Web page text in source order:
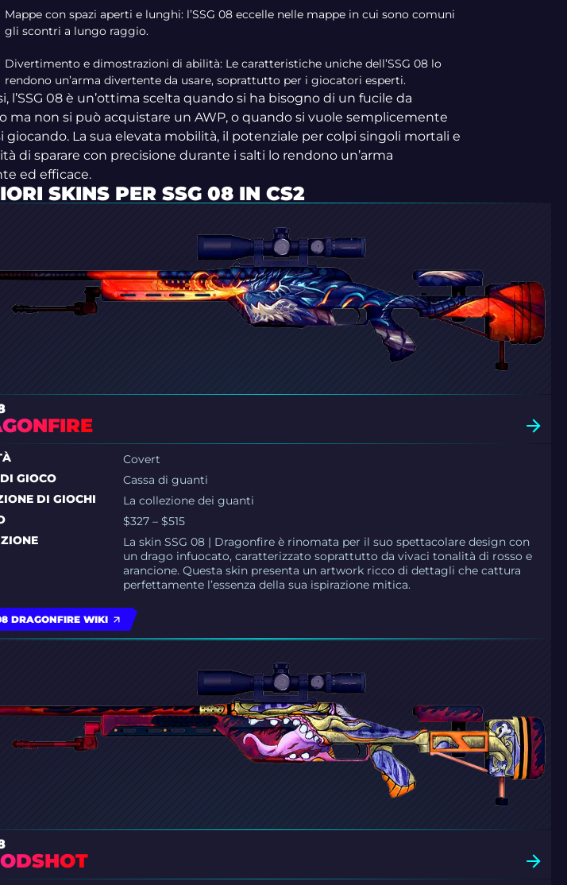
Mappe con spazi aperti e lunghi: l’SSG 08 eccelle nelle mappe in cui sono comuni
gli scontri a lungo raggio.
Divertimento e dimostrazioni di abilità: Le caratteristiche uniche dell’SSG 08 lo
rendono un’arma divertente da usare, soprattutto per i giocatori esperti.
l’SSG 08 è un’ottima scelta quando si ha bisogno di un fucile da
ma non si può acquistare un AWP, o quando si vuole semplicemente
giocando. La sua elevata mobilità, il potenziale per colpi singoli mortali e
di sparare con precisione durante i salti lo rendono un’arma
ed efficace.
SKINS PER SSG 08 IN CS2
Covert
GIOCO
Cassa di guanti
DI GIOCHI
La collezione dei guanti
$327 – $515
La skin SSG 08 | Dragonfire è rinomata per il suo spettacolare design con
un drago infuocato, caratterizzato soprattutto da vivaci tonalità di rosso e
arancione. Questa skin presenta un artwork ricco di dettagli che cattura
perfettamente l’essenza della sua ispirazione mitica.
DRAGONFIRE WIKI